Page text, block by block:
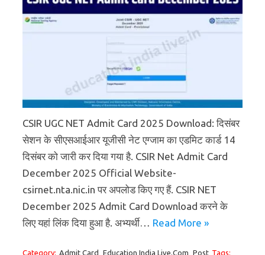
CSIR UGC NET Admit Card 2025 Download: दिसंबर
सेशन के सीएसआईआर यूजीसी नेट एग्जाम का एडमिट कार्ड 14
दिसंबर को जारी कर दिया गया है. CSIR Net Admit Card
December 2025 Official Website-
csirnet.nta.nic.in पर अपलोड किए गए हैं. CSIR NET
December 2025 Admit Card Download करने के
लिए यहां लिंक दिया हुआ है. अभ्यर्थी… Read More »
Category: Admit Card Education India Live.Com Post Tags: